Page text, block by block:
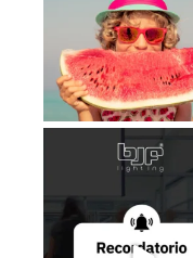
Recuerda que los días
𝟮𝟯 de
...
3 0